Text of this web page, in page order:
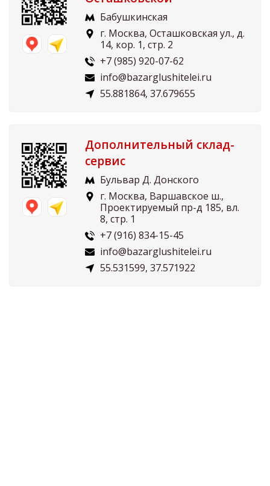
Бабушкинская
г. Москва, Осташковская ул., д.
14, кор. 1, стр. 2
+7 (985) 920-07-62
info@bazarglushitelei.ru
55.881864, 37.679655
Дополнительный склад-
сервис
Бульвар Д. Донского
г. Москва, Варшавское ш.,
Проектируемый пр-д 185, вл.
8, стр. 1
+7 (916) 834-15-45
info@bazarglushitelei.ru
55.531599, 37.571922